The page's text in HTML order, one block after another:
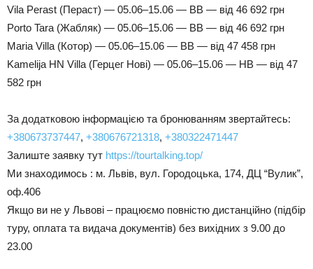
Vila Perast (Пераст) — 05.06–15.06 — BB — від 46 692 грн
Porto Tara (Жабляк) — 05.06–15.06 — BB — від 46 692 грн
Maria Villa (Котор) — 05.06–15.06 — BB — від 47 458 грн
Kamelija HN Villa (Герцег Нові) — 05.06–15.06 — HB — від 47
582 грн
За додатковою інформацією та бронюванням звертайтесь:
+380673737447, +380676721318, +380322471447
Залиште заявку тут https://tourtalking.top/
Ми знаходимось : м. Львів, вул. Городоцька, 174, ДЦ “Вулик”,
оф.406
Якщо ви не у Львові – працюємо повністю дистанційно (підбір
туру, оплата та видача документів) без вихідних з 9.00 до
23.00